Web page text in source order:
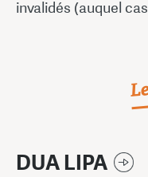
invalidés (auquel
DUA LIPA